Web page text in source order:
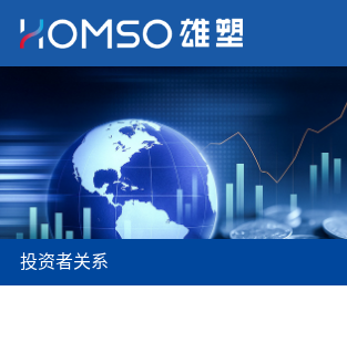
关于雄塑
产品中心
品牌服务
投资者关系